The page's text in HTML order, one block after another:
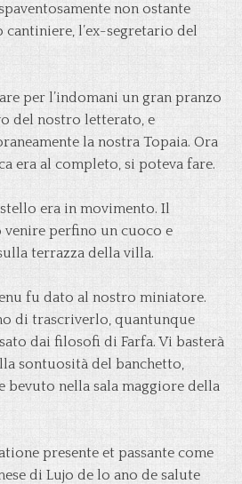
non ostante
cantiniere, l’ex-segretario del
per l’indomani un gran pranzo
del nostro letterato, e
la nostra Topaia. Ora
era al completo, si poteva fare.
era in movimento. Il
venire perfino un cuoco e
terrazza della villa.
fu dato al nostro miniatore.
di trascriverlo, quantunque
dai filosofi di Farfa. Vi basterà
sontuosità del banchetto,
bevuto nella sala maggiore della
presente et passante come
di Lujo de lo ano de salute